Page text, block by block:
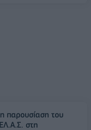
παρουσίαση του
στη